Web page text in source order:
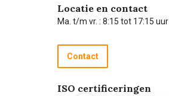
Locatie en contact
Ma. t/m vr. : 8:15 tot 17:15 uur
Contact
ISO certificeringen